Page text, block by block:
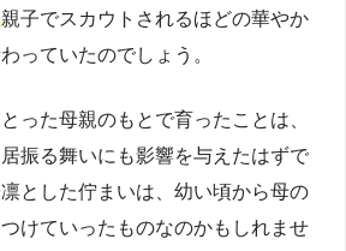
親子でスカウトされるほどの華やか
っていたのでしょう。
った母親のもとで育ったことは、
振る舞いにも影響を与えたはずで
とした佇まいは、幼い頃から母の
けていったものなのかもしれませ